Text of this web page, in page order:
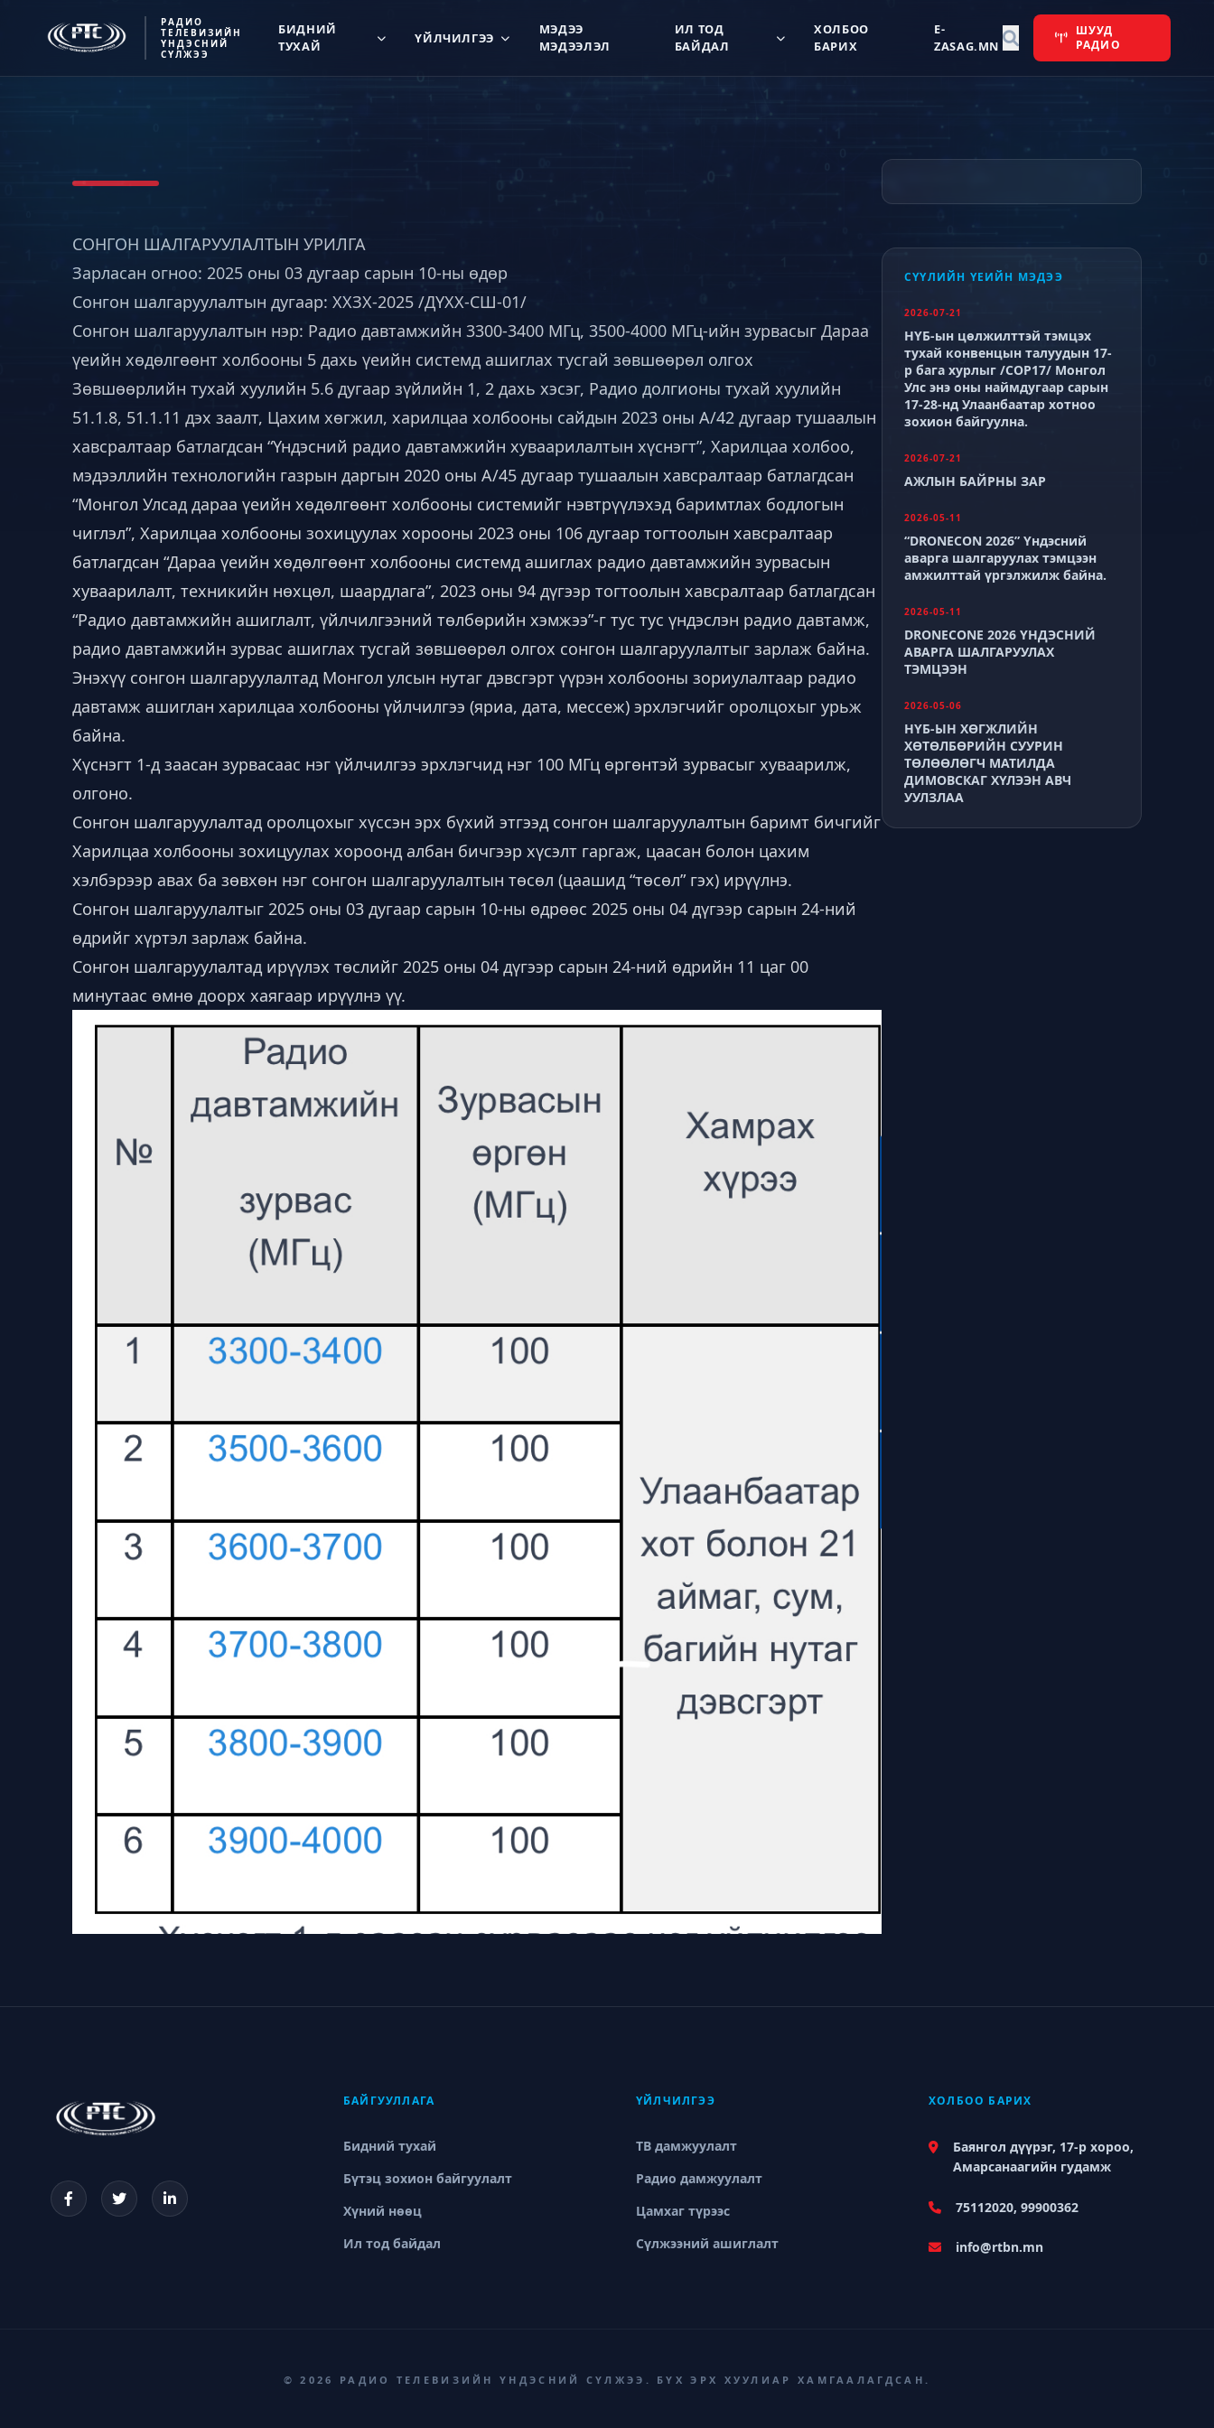
РАДИО
ТЕЛЕВИЗИЙН
ҮНДЭСНИЙ
СҮЛЖЭЭ
БИДНИЙ
ТУХАЙ
ҮЙЛЧИЛГЭЭ
МЭДЭЭ
МЭДЭЭЛЭЛ
ИЛ ТОД
БАЙДАЛ
ХОЛБОО
БАРИХ
E-
ZASAG.MN
ШУУД
РАДИО
СОНГОН ШАЛГАРУУЛАЛТЫН УРИЛГА
Зарласан огноо: 2025 оны 03 дугаар сарын 10-ны өдөр
Сонгон шалгаруулалтын дугаар: ХХЗХ-2025 /ДҮХХ-СШ-01/
Сонгон шалгаруулалтын нэр: Радио давтамжийн 3300-3400 МГц, 3500-4000 МГц-ийн зурвасыг Дараа
үеийн хөдөлгөөнт холбооны 5 дахь үеийн системд ашиглах тусгай зөвшөөрөл олгох
Зөвшөөрлийн тухай хуулийн 5.6 дугаар зүйлийн 1, 2 дахь хэсэг, Радио долгионы тухай хуулийн
51.1.8, 51.1.11 дэх заалт, Цахим хөгжил, харилцаа холбооны сайдын 2023 оны А/42 дугаар тушаалын
хавсралтаар батлагдсан “Үндэсний радио давтамжийн хуваарилалтын хүснэгт”, Харилцаа холбоо,
мэдээллийн технологийн газрын даргын 2020 оны А/45 дугаар тушаалын хавсралтаар батлагдсан
“Монгол Улсад дараа үеийн хөдөлгөөнт холбооны системийг нэвтрүүлэхэд баримтлах бодлогын
чиглэл”, Харилцаа холбооны зохицуулах хорооны 2023 оны 106 дугаар тогтоолын хавсралтаар
батлагдсан “Дараа үеийн хөдөлгөөнт холбооны системд ашиглах радио давтамжийн зурвасын
хуваарилалт, техникийн нөхцөл, шаардлага”, 2023 оны 94 дүгээр тогтоолын хавсралтаар батлагдсан
“Радио давтамжийн ашиглалт, үйлчилгээний төлбөрийн хэмжээ”-г тус тус үндэслэн радио давтамж,
радио давтамжийн зурвас ашиглах тусгай зөвшөөрөл олгох сонгон шалгаруулалтыг зарлаж байна.
Энэхүү сонгон шалгаруулалтад Монгол улсын нутаг дэвсгэрт үүрэн холбооны зориулалтаар радио
давтамж ашиглан харилцаа холбооны үйлчилгээ (яриа, дата, мессеж) эрхлэгчийг оролцохыг урьж
байна.
Хүснэгт 1-д заасан зурвасаас нэг үйлчилгээ эрхлэгчид нэг 100 МГц өргөнтэй зурвасыг хуваарилж,
олгоно.
Сонгон шалгаруулалтад оролцохыг хүссэн эрх бүхий этгээд сонгон шалгаруулалтын баримт бичгийг
Харилцаа холбооны зохицуулах хороонд албан бичгээр хүсэлт гаргаж, цаасан болон цахим
хэлбэрээр авах ба зөвхөн нэг сонгон шалгаруулалтын төсөл (цаашид “төсөл” гэх) ирүүлнэ.
Сонгон шалгаруулалтыг 2025 оны 03 дугаар сарын 10-ны өдрөөс 2025 оны 04 дүгээр сарын 24-ний
өдрийг хүртэл зарлаж байна.
Сонгон шалгаруулалтад ирүүлэх төслийг 2025 оны 04 дүгээр сарын 24-ний өдрийн 11 цаг 00
минутаас өмнө доорх хаягаар ирүүлнэ үү.
СҮҮЛИЙН ҮЕИЙН МЭДЭЭ
2026-07-21
НҮБ-ын цөлжилттэй тэмцэх
тухай конвенцын талуудын 17-
р бага хурлыг /СОР17/ Монгол
Улс энэ оны наймдугаар сарын
17-28-нд Улаанбаатар хотноо
зохион байгуулна.
2026-07-21
АЖЛЫН БАЙРНЫ ЗАР
2026-05-11
“DRONECON 2026” Үндэсний
аварга шалгаруулах тэмцээн
амжилттай үргэлжилж байна.
2026-05-11
DRONECONE 2026 ҮНДЭСНИЙ
АВАРГА ШАЛГАРУУЛАХ
ТЭМЦЭЭН
2026-05-06
НҮБ-ЫН ХӨГЖЛИЙН
ХӨТӨЛБӨРИЙН СУУРИН
ТӨЛӨӨЛӨГЧ МАТИЛДА
ДИМОВСКАГ ХҮЛЭЭН АВЧ
УУЛЗЛАА
БАЙГУУЛЛАГА
Бидний тухай
Бүтэц зохион байгуулалт
Хүний нөөц
Ил тод байдал
ҮЙЛЧИЛГЭЭ
ТВ дамжуулалт
Радио дамжуулалт
Цамхаг түрээс
Сүлжээний ашиглалт
ХОЛБОО БАРИХ
Баянгол дүүрэг, 17-р хороо,
Амарсанаагийн гудамж
75112020, 99900362
info@rtbn.mn
© 2026 РАДИО ТЕЛЕВИЗИЙН ҮНДЭСНИЙ СҮЛЖЭЭ. БҮХ ЭРХ ХУУЛИАР ХАМГААЛАГДСАН.